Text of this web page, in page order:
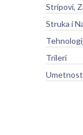
Stripovi,
Struka i
Trileri